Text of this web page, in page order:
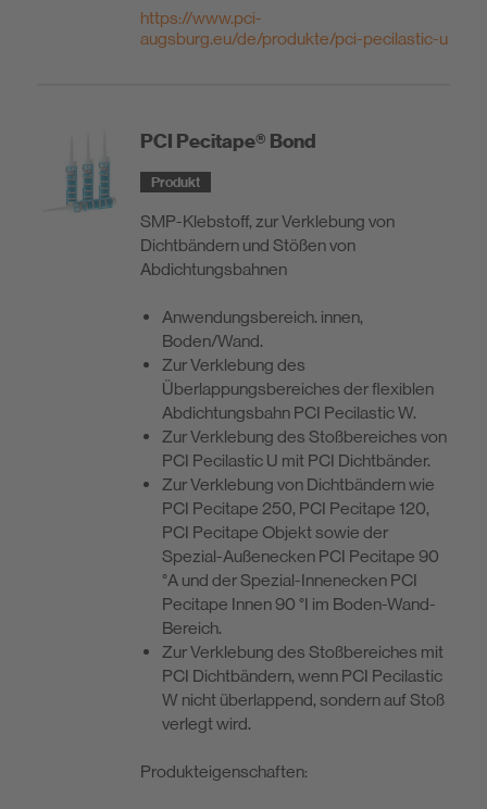
https://www.pci-
augsburg.eu/de/produkte/pci-pecilastic-u
PCI Pecitape® Bond
Produkt
SMP-Klebstoff, zur Verklebung von
Dichtbändern und Stößen von
Abdichtungsbahnen
Anwendungsbereich. innen,
Boden/Wand.
Zur Verklebung des
Überlappungsbereiches der flexiblen
Abdichtungsbahn PCI Pecilastic W.
Zur Verklebung des Stoßbereiches von
PCI Pecilastic U mit PCI Dichtbänder.
Zur Verklebung von Dichtbändern wie
PCI Pecitape 250, PCI Pecitape 120,
PCI Pecitape Objekt sowie der
Spezial-Außenecken PCI Pecitape 90
°A und der Spezial-Innenecken PCI
Pecitape Innen 90 °I im Boden-Wand-
Bereich.
Zur Verklebung des Stoßbereiches mit
PCI Dichtbändern, wenn PCI Pecilastic
W nicht überlappend, sondern auf Stoß
verlegt wird.
Produkt­eigenschaften: